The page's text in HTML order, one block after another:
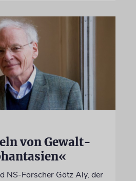
von Gewalt-
NS-Forscher Götz Aly, der